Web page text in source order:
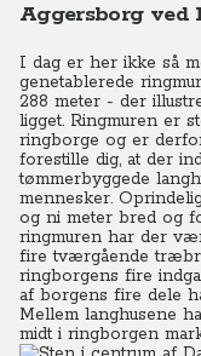
Aggersborg ved
I dag er her ikke så
genetablerede
288 meter - der
ligget. Ringmuren er
ringborge og er
forestille dig, at der
tømmerbyggede
mennesker.
og ni meter bred og
ringmuren har der
fire tværgående
ringborgens fire
af borgens fire dele
Mellem langhusene
midt i ringborgen